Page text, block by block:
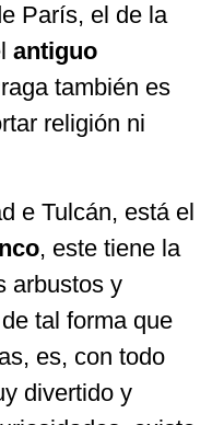
París, el de la
antiguo
también es
religión ni
e Tulcán, está el
, este tiene la
arbustos y
tal forma que
es, con todo
divertido y